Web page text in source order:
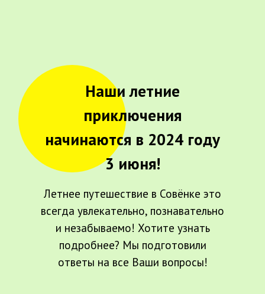
Наши летние
приключения
начинаются в 2024 году
3 июня!
Летнее путешествие в Совёнке это
всегда увлекательно, познавательно
и незабываемо! Хотите узнать
подробнее? Мы подготовили
ответы на все Ваши вопросы!